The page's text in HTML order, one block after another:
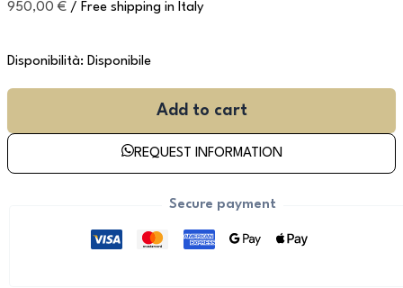
950,00 € / Free shipping in Italy
Disponibilità: Disponibile
Add to cart
REQUEST INFORMATION
Secure payment